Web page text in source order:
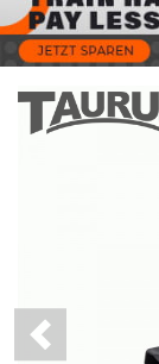
Previous